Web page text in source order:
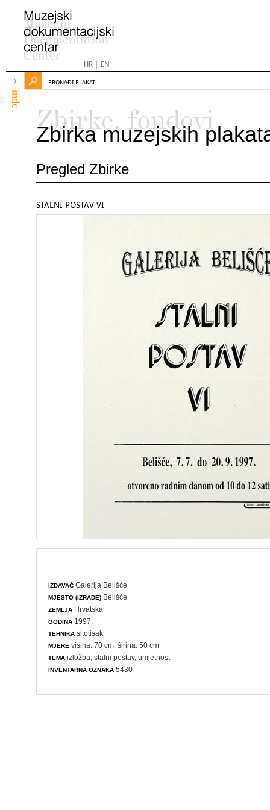
HR| EN
mdc
PRONAĐI PLAKAT
Zbirke, fondovi
Zbirka muzejskih
Pregled Zbirke
STALNI POSTAV VI
IZDAVAČ Galerija Belišće
MJESTO (IZRADE) Belišće
ZEMLJA Hrvatska
GODINA 1997.
TEHNIKA sitotisak
MJERE visina: 70 cm; širina: 50 cm
TEMA izložba ,stalni postav,umjetnost
INVENTARNA OZNAKA 5430